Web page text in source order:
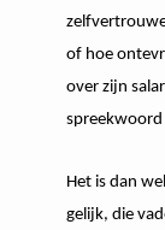
of hoe
over zijn
spreekwoord
Het is dan
gelijk, die